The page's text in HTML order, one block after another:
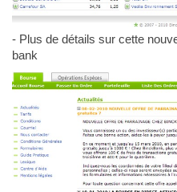
- Plus de détails sur cette
bank